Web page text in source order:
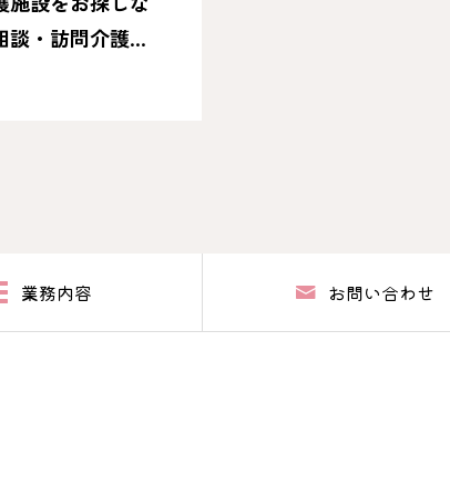
談・訪問介護・
業務内容 お問い合わせ